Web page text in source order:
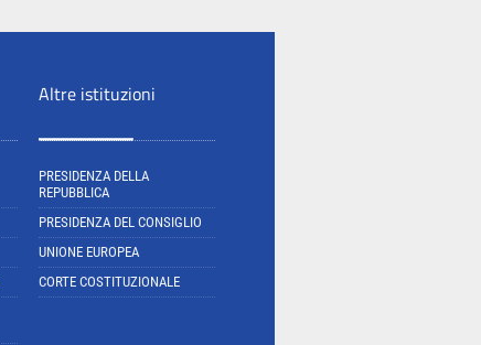
Altre istituzioni
PRESIDENZA DELLA
REPUBBLICA
PRESIDENZA DEL CONSIGLIO
UNIONE EUROPEA
CORTE COSTITUZIONALE